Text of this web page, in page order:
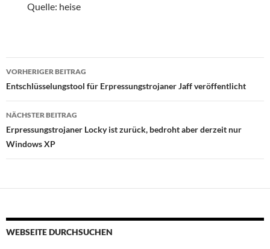
Quelle: heise
Beitragsnavigation
VORHERIGER BEITRAG
Entschlüsselungstool für Erpressungstrojaner Jaff veröffentlicht
NÄCHSTER BEITRAG
Erpressungstrojaner Locky ist zurück, bedroht aber derzeit nur
Windows XP
WEBSEITE DURCHSUCHEN